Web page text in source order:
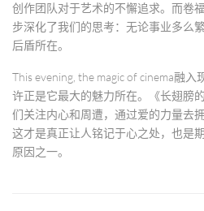
创作团队对于艺术的不懈追求。而卷
步深化了我们的思考：无论事业多么
后盾所在。
This evening, the magic of cinema融
许正是它最大的魅力所在。《长翅膀
们关注内心和周遭，通过爱的力量去
这才是真正让人铭记于心之处，也是
原因之一。